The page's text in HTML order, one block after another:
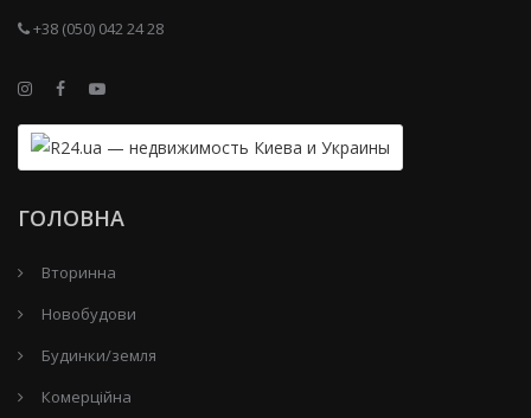
+38 (050) 042 24 28
ГОЛОВНА
Вторинна
Новобудови
Будинки/земля
Комерційна